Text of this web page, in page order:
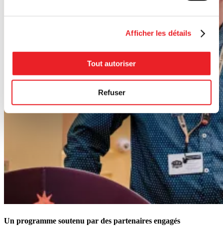
Afficher les détails
Tout autoriser
Refuser
Un programme soutenu par des partenaires engagés